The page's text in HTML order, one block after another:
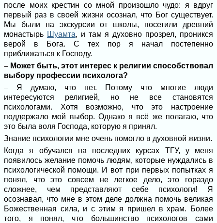
после моих крестин со мной произошло чудо: я вдруг
первый раз в своей жизни осознал, что Бог существует.
Мы были на экскурсии от школы, посетили древний
монастырь Шуамта, и там я духовно прозрел, проникся
верой в Бога. С тех пор я начал постепенно
приближаться к Господу.
– Может быть, этот интерес к религии способствовал
выбору профессии психолога?
– Я думаю, что нет. Потому что многие люди
интересуются религией, но не все становятся
психологами. Хотя возможно, что это настроение
поддержало мой выбор. Однако я всё же полагаю, что
это была воля Господа, которую я принял.
Знание психологии мне очень помогло в духовной жизни.
Когда я обучался на последних курсах ТГУ, у меня
появилось желание помочь людям, которые нуждались в
психологической помощи. И вот при первых попытках я
понял, что это совсем не легкое дело, это гораздо
сложнее, чем представляют себе психологи! Я
осознавал, что мне в этом деле должна помочь великая
Божественная сила, и с этим я пришел в храм. Более
того, я понял, что большинство психологов сами